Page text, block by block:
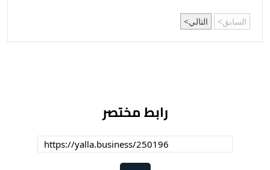
السابق التالي
رابط مختصر